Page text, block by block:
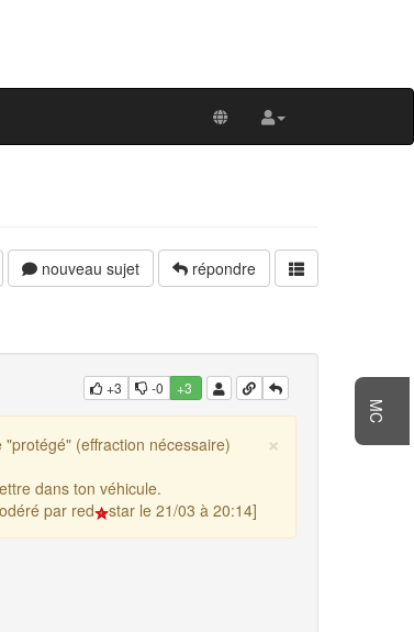
nouveau sujet répondre
+3 -0 +3
×
(effraction nécessaire)
dans ton véhicule.
par red
star le 21/03 à 20:14]
MC